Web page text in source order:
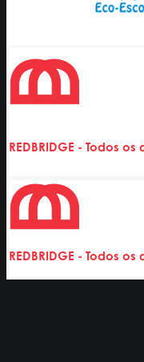
REDBRIDGE - Todos
REDBRIDGE - Todos